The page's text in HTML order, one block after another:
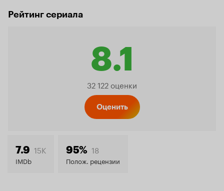
Рейтинг сериала
8.1
Рейтинг
8.1
32 122 оценки
Оценить
7.9 15K
IMDb
95% 18
Полож. рецензии